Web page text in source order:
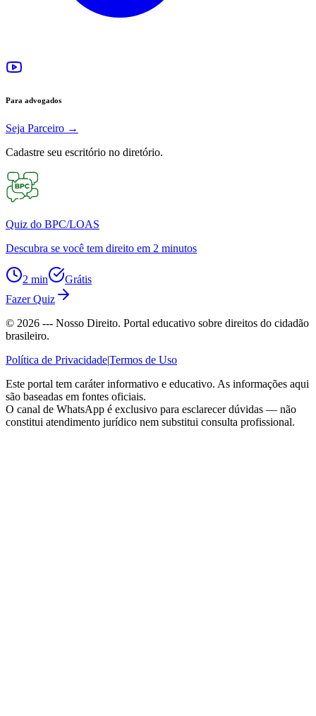
Para advogados
Seja Parceiro →
Cadastre seu escritório no diretório.
Quiz do BPC/LOAS
Descubra se você tem direito em 2 minutos
2 min
Grátis
Fazer Quiz
© 2026 --- Nosso Direito. Portal educativo sobre direitos do cidadão
brasileiro.
Política de Privacidade|Termos de Uso
Este portal tem caráter informativo e educativo. As informações aqui
são baseadas em fontes oficiais.
O canal de WhatsApp é exclusivo para esclarecer dúvidas — não
constitui atendimento jurídico nem substitui consulta profissional.